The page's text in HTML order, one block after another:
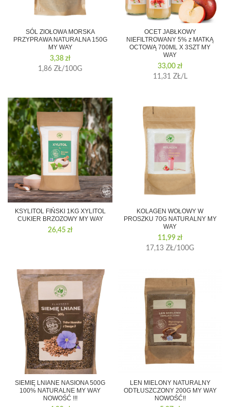
SÓL ZIOŁOWA MORSKA
PRZYPRAWA NATURALNA 150G
MY WAY
1,86 ZŁ/100G
3,38 zł
OCET JABŁKOWY
NIEFILTROWANY 5% z MATKĄ
OCTOWĄ 700ML X 3SZT MY
WAY
11,31 ZŁ/L
33,00 zł
KSYLITOL FIŃSKI 1KG XYLITOL
CUKIER BRZOZOWY MY WAY
26,45 zł
KOLAGEN WOŁOWY W
PROSZKU 70G NATURALNY MY
WAY
17,13 ZŁ/100G
11,99 zł
SIEMIĘ LNIANE NASIONA 500G
100% NATURALNE MY WAY
NOWOŚĆ !!!
LEN MIELONY NATURALNY
ODTŁUSZCZONY 200G MY WAY
NOWOŚĆ!!